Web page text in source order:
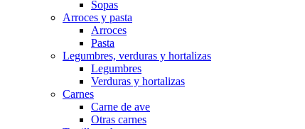
Sopas
Arroces y pasta
Arroces
Pasta
Legumbres, verduras y hortalizas
Legumbres
Verduras y hortalizas
Carnes
Carne de ave
Otras carnes